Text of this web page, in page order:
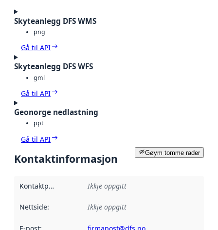
Skyteanlegg DFS WMS
png
Gå til API
Skyteanlegg DFS WFS
gml
Gå til API
Geonorge nedlastning
ppt
Gå til API
Gøym tomme rader
Kontaktinformasjon
Kontaktpunkt Ikkje oppgitt
Nettside: Ikkje oppgitt
E-post: firmapost@dfs.no